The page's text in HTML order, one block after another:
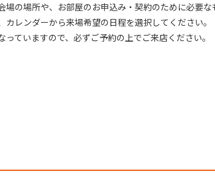
場の場所や、お部屋のお申込み・契約のために必要な
カレンダーから来場希望の⽇程を選択してください。
っていますので、必ずご予約の上でご来店ください。